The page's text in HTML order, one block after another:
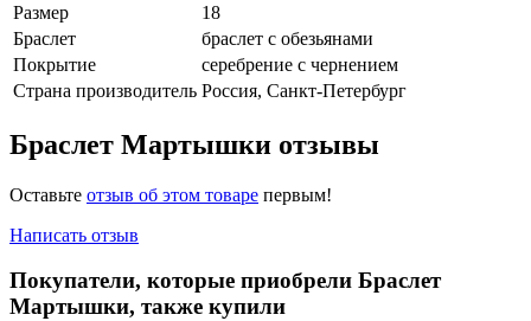
Размер
18
Браслет
браслет с обезьянами
Покрытие
серебрение с чернением
Страна производитель Россия, Санкт-Петербург
Браслет Мартышки отзывы
Оставьте отзыв об этом товаре первым!
Написать отзыв
Покупатели, которые приобрели Браслет
Мартышки, также купили